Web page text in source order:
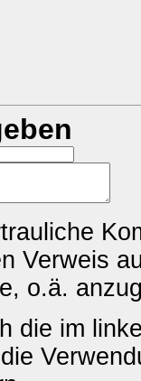
Verweis
o.ä.
die im